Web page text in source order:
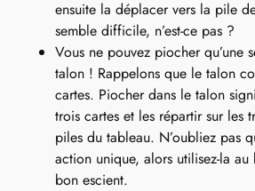
ensuite la déplacer vers la pile
semble difficile, n’est-ce pas ?
Vous ne pouvez piocher qu’une
talon ! Rappelons que le talon
cartes. Piocher dans le talon
trois cartes et les répartir sur les
piles du tableau. N’oubliez pas
action unique, alors utilisez-la
bon escient.